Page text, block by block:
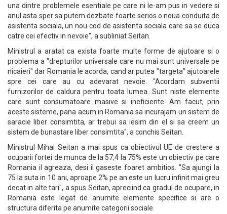
una dintre problemele esentiale pe care ni le-am pus in vedere si
anul asta sper sa putem dezbate foarte serios o noua conduita de
asistenta sociala, un nou cod de asistenta sociala care sa se duca
catre cei efectiv in nevoie", a subliniat Seitan.
Ministrul a aratat ca exista foarte multe forme de ajutoare si o
problema a "drepturilor universale care nu mai sunt universale pe
nicaieri" dar Romania le acorda, cand ar putea "targeta" ajutoarele
spre cei care au cu adevarat nevoie. "Acordam subventii
furnizorilor de caldura pentru toata lumea...Sunt niste elemente
care sunt consumatoare masive si ineficiente. Am facut, prin
aceste sisteme, pana acum in Romania sa incurajam un sistem de
saracie liber consimtita, ar trebui sa iesim din el si sa creem un
sistem de bunastare liber consimtita", a conchis Seitan.
Ministrul Mihai Seitan a mai spus ca obiectivul UE de crestere a
ocuparii fortei de munca de la 57,4 la 75% este un obiectiv pe care
Romania il agreaza, desi il gaseste foaret ambitios. "Sa ajungi la
75 la suta in 10 ani, aproape 2% pe an este un lucru infinit mai greu
decat in alte tari", a spus Seitan, apreciind ca gradul de ocupare, in
Romania este legat de anumite elemente specifice si are o
structura diferita pe anumite categorii sociale.